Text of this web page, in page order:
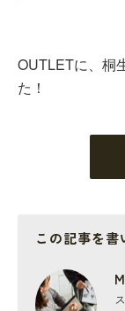
OUTLETに、桐
た！
この記事を書